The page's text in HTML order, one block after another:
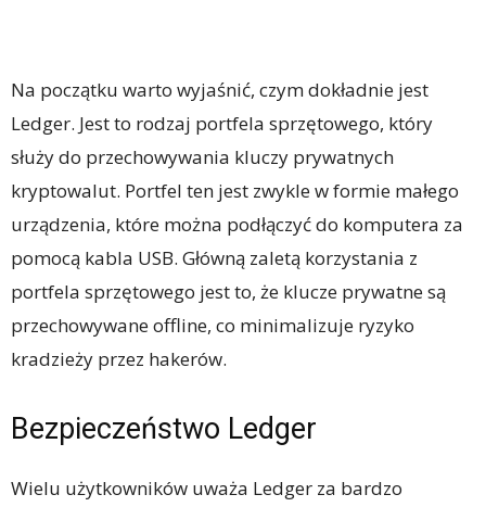
Na początku warto wyjaśnić, czym dokładnie jest
Ledger. Jest to rodzaj portfela sprzętowego, który
służy do przechowywania kluczy prywatnych
kryptowalut. Portfel ten jest zwykle w formie małego
urządzenia, które można podłączyć do komputera za
pomocą kabla USB. Główną zaletą korzystania z
portfela sprzętowego jest to, że klucze prywatne są
przechowywane offline, co minimalizuje ryzyko
kradzieży przez hakerów.
Bezpieczeństwo Ledger
Wielu użytkowników uważa Ledger za bardzo